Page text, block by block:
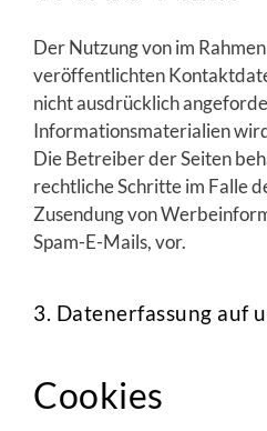
Der Nutzung von im
veröffentlichten
nicht ausdrücklich
Informationsmaterialien
Die Betreiber der Seiten
rechtliche Schritte im Falle
Zusendung von
Spam-E-Mails, vor.
3. Datenerfassung auf
Cookies